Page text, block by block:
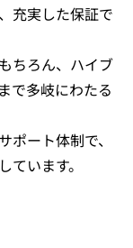
充実した保証で
ちろん、ハイブ
で多岐にわたる
ート体制で、
います。